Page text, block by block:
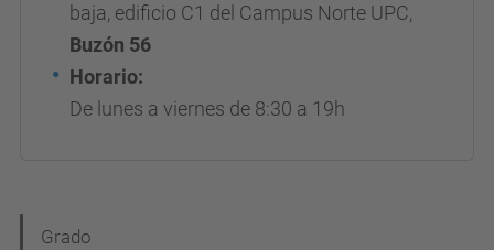
baja, edificio C1 del Campus Norte UPC,
Buzón 56
Horario:
De lunes a viernes de 8:30 a 19h
Grado